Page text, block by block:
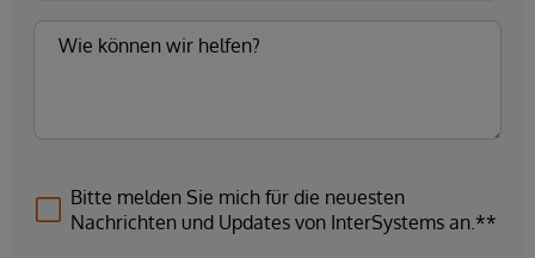
Bitte melden Sie mich für die neuesten
Nachrichten und Updates von InterSystems an.**